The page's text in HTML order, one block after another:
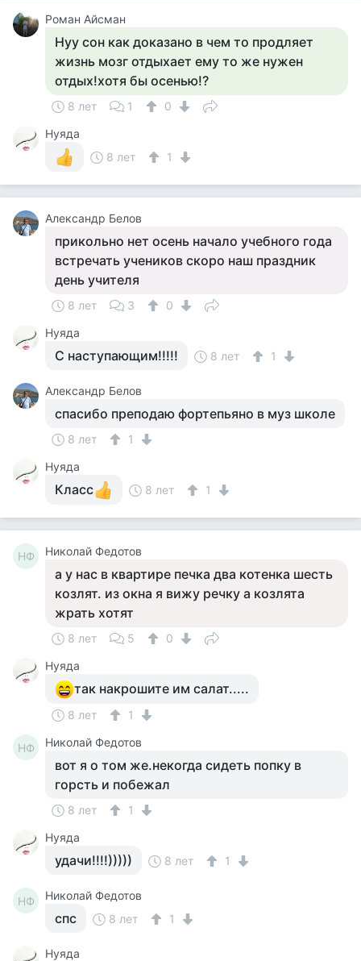
Роман Айсман
Нуу сон как доказано в чем то продляет
жизнь мозг отдыхает ему то же нужен
отдых!хотя бы осенью!?
8 лет 1
0
Нуяда
8 лет
1
Александр Белов
прикольно нет осень начало учебного года
встречать учеников скоро наш праздник
день учителя
8 лет 3
0
Нуяда
С наступающим!!!!! 8 лет 1
Александр Белов
спасибо преподаю фортепьяно в муз школе
8 лет
1
Нуяда
Класс 8 лет 1
НФ Николай Федотов
а у нас в квартире печка два котенка шесть
козлят. из окна я вижу речку а козлята
жрать хотят
8 лет 5
0
Нуяда
так накрошите им салат.....
8 лет 1
НФ Николай Федотов
вот я о том же.некогда сидеть попку в
горсть и побежал
8 лет
1
Нуяда
удачи!!!!))))) 8 лет 1
НФ Николай Федотов
спс 8 лет 1
Нуяда